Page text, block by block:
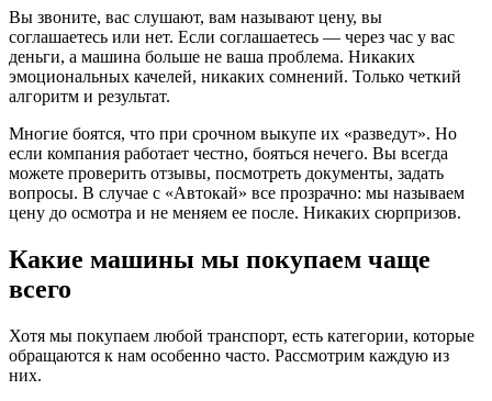
Вы звоните, вас слушают, вам называют цену, вы
соглашаетесь или нет. Если соглашаетесь — через час у вас
деньги, а машина больше не ваша проблема. Никаких
эмоциональных качелей, никаких сомнений. Только четкий
алгоритм и результат.
Многие боятся, что при срочном выкупе их «разведут». Но
если компания работает честно, бояться нечего. Вы всегда
можете проверить отзывы, посмотреть документы, задать
вопросы. В случае с «Автокай» все прозрачно: мы называем
цену до осмотра и не меняем ее после. Никаких сюрпризов.
Какие машины мы покупаем чаще
всего
Хотя мы покупаем любой транспорт, есть категории, которые
обращаются к нам особенно часто. Рассмотрим каждую из
них.